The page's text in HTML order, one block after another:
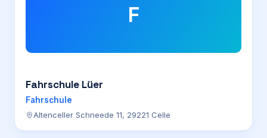
F
Fahrschule Lüer
Fahrschule
Altenceller Schneede 11, 29221 Celle